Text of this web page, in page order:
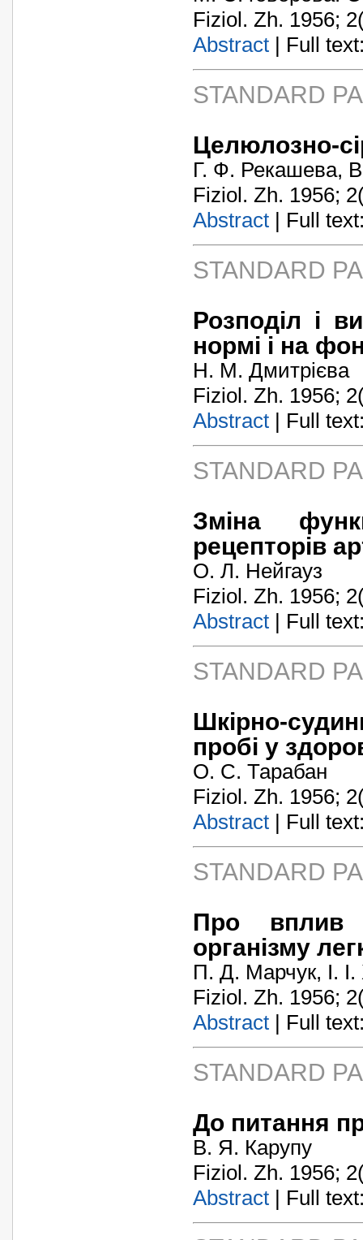
Fiziol. Zh. 1956;
Abstract | Full
STANDARD
Целюлозно-
Г. Ф. Рекашева,
Fiziol. Zh. 1956;
Abstract | Full
STANDARD
Розподіл і
нормі і на
Н. М. Дмитрієва
Fiziol. Zh. 1956;
Abstract | Full
STANDARD
Зміна
рецепторів
О. Л. Нейгауз
Fiziol. Zh. 1956;
Abstract | Full
STANDARD
Шкірно-
пробі у
О. С. Тарабан
Fiziol. Zh. 1956;
Abstract | Full
STANDARD
Про вплив
організму
П. Д. Марчук, І.
Fiziol. Zh. 1956;
Abstract | Full
STANDARD
До питання
В. Я. Карупу
Fiziol. Zh. 1956;
Abstract | Full